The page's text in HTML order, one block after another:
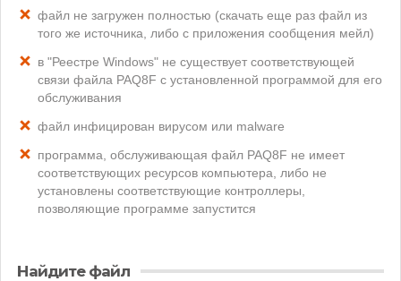
файл не загружен полностью (скачать еще раз файл из
того же источника, либо с приложения сообщения мейл)
в "Реестре Windows" не существует соответствующей
связи файла PAQ8F с установленной программой для его
обслуживания
файл инфицирован вирусом или malware
программа, обслуживающая файл PAQ8F не имеет
соответствующих ресурсов компьютера, либо не
установлены соответствующие контроллеры,
позволяющие программе запустится
Найдите файл